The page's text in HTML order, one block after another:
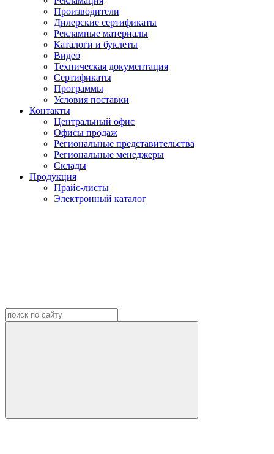
Производители
Дилерские сертификаты
Рекламные материалы
Каталоги и буклеты
Видео
Техническая документация
Сертификаты
Программы
Условия поставки
Контакты
Центральный офис
Офисы продаж
Региональные представительства
Региональные менеджеры
Склады
Продукция
Прайс-листы
Электронный каталог